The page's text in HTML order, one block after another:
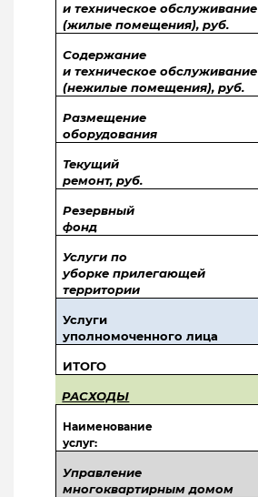
и техническое обслуживание
(жилые помещения), руб.
Содержание
и техническое обслуживание
(нежилые помещения), руб.
Размещение
оборудования
Текущий
ремонт, руб.
Резервный
фонд
Услуги по
уборке прилегающей
территории
Услуги
уполномоченного лица
ИТОГО
РАСХОДЫ
Наименование
услуг:
Управление
многоквартирным домом